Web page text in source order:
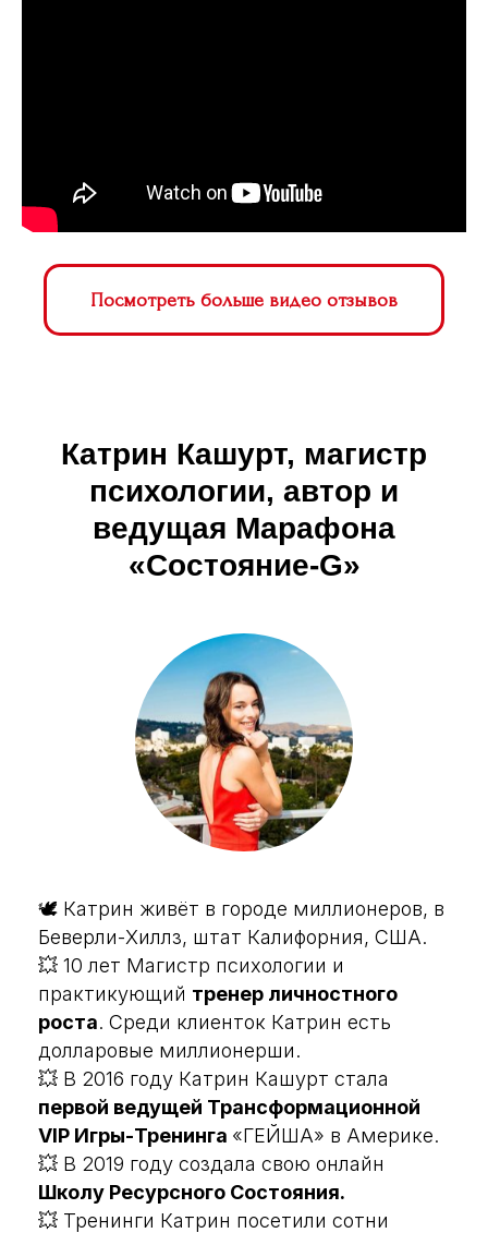
Посмотреть больше видео отзывов
Катрин Кашурт, магистр
психологии, автор и
ведущая Марафона
«Состояние-G»
🕊 Катрин живёт в городе миллионеров, в
Беверли-Хиллз, штат Калифорния, США.
💥 10 лет Магистр психологии и
практикующий тренер личностного
роста. Среди клиенток Катрин есть
долларовые миллионерши.
💥 В 2016 году Катрин Кашурт стала
первой ведущей Трансформационной
VIP Игры-Тренинга «ГЕЙША» в Америке.
💥 В 2019 году создала свою онлайн
Школу Ресурсного Состояния.
💥 Тренинги Катрин посетили сотни